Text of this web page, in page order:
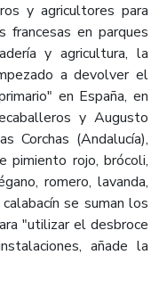
y agricultores para
francesas en parques
y agricultura, la
a devolver el
en España, en
y Augusto
Corchas (Andalucía),
pimiento rojo, brócoli,
romero, lavanda,
se suman los
"utilizar el desbroce
añade la